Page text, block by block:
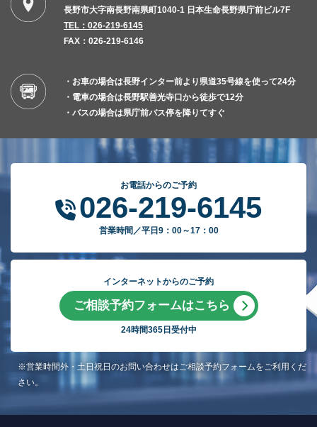
長野市大字南長野南県町1040-1 日本生命長野県庁前ビル7F
TEL：026-219-6145
FAX：026-219-6146
・お車の場合は長野インター前より県道35号線を使って24分
・電車の場合は長野駅善光寺口から徒歩で12分
・バスの場合は県庁前バス停を降りてすぐ
お電話からのご予約
026-219-6145
営業時間／平日9：00～17：00
インターネットからのご予約
ご相談予約フォームはこちら
24時間365日受付中
※営業時間外・土日祝日のお問い合わせはご相談予約フォームをご利用くだ
さい。